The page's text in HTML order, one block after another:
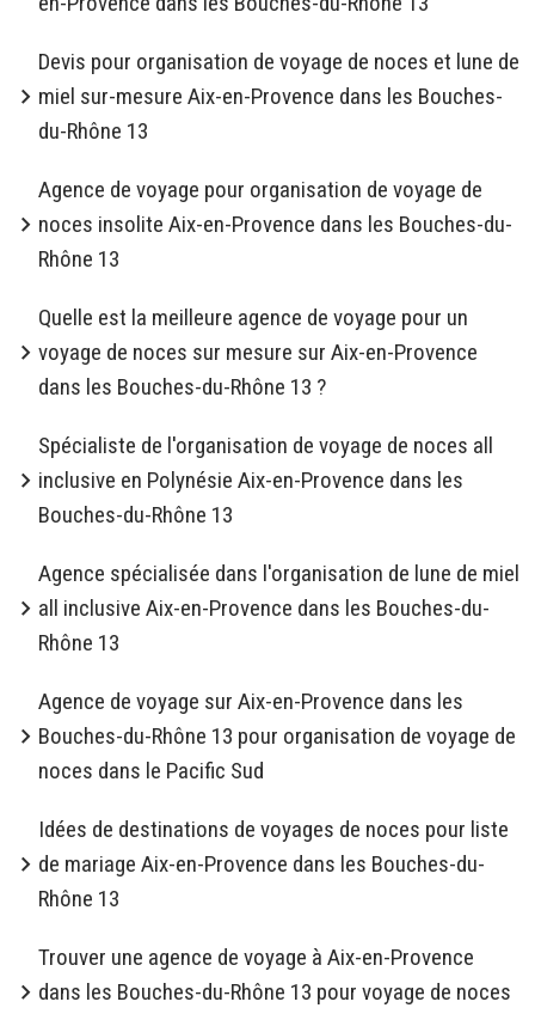
Devis pour organisation de voyage de noces et lune de
miel sur-mesure Aix-en-Provence dans les Bouches-
du-Rhône 13
Agence de voyage pour organisation de voyage de
noces insolite Aix-en-Provence dans les Bouches-du-
Rhône 13
Quelle est la meilleure agence de voyage pour un
voyage de noces sur mesure sur Aix-en-Provence
dans les Bouches-du-Rhône 13 ?
Spécialiste de l'organisation de voyage de noces all
inclusive en Polynésie Aix-en-Provence dans les
Bouches-du-Rhône 13
Agence spécialisée dans l'organisation de lune de miel
all inclusive Aix-en-Provence dans les Bouches-du-
Rhône 13
Agence de voyage sur Aix-en-Provence dans les
Bouches-du-Rhône 13 pour organisation de voyage de
noces dans le Pacific Sud
Idées de destinations de voyages de noces pour liste
de mariage Aix-en-Provence dans les Bouches-du-
Rhône 13
Trouver une agence de voyage à Aix-en-Provence
dans les Bouches-du-Rhône 13 pour voyage de noces